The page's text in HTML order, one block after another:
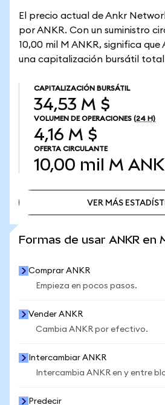
El precio actual de Ankr
por ANKR. Con un suministro
10,00 mil M ANKR, significa
una capitalización bursátil total
CAPITALIZACIÓN BURSÁTIL
34,53 M $
VOLUMEN DE OPERACIONES (24 H)
4,16 M $
OFERTA CIRCULANTE
10,00 mil M
VER MÁS
Formas de usar ANKR en
Comprar ANKR
Empieza en pocos pasos.
Vender ANKR
Cambia ANKR por efectivo.
Intercambiar ANKR
Intercambia ANKR en y entre
Predecir